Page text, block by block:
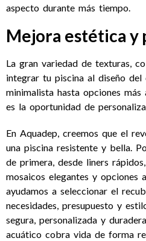
aspecto durante más tiempo.
Mejora estética y
La gran variedad de texturas,
integrar tu piscina al diseño del
minimalista hasta opciones más
es la oportunidad de
En Aquadep, creemos que el
una piscina resistente y bella.
de primera, desde liners
mosaicos elegantes y opciones
ayudamos a seleccionar el
necesidades, presupuesto y
segura, personalizada y
acuático cobra vida de forma